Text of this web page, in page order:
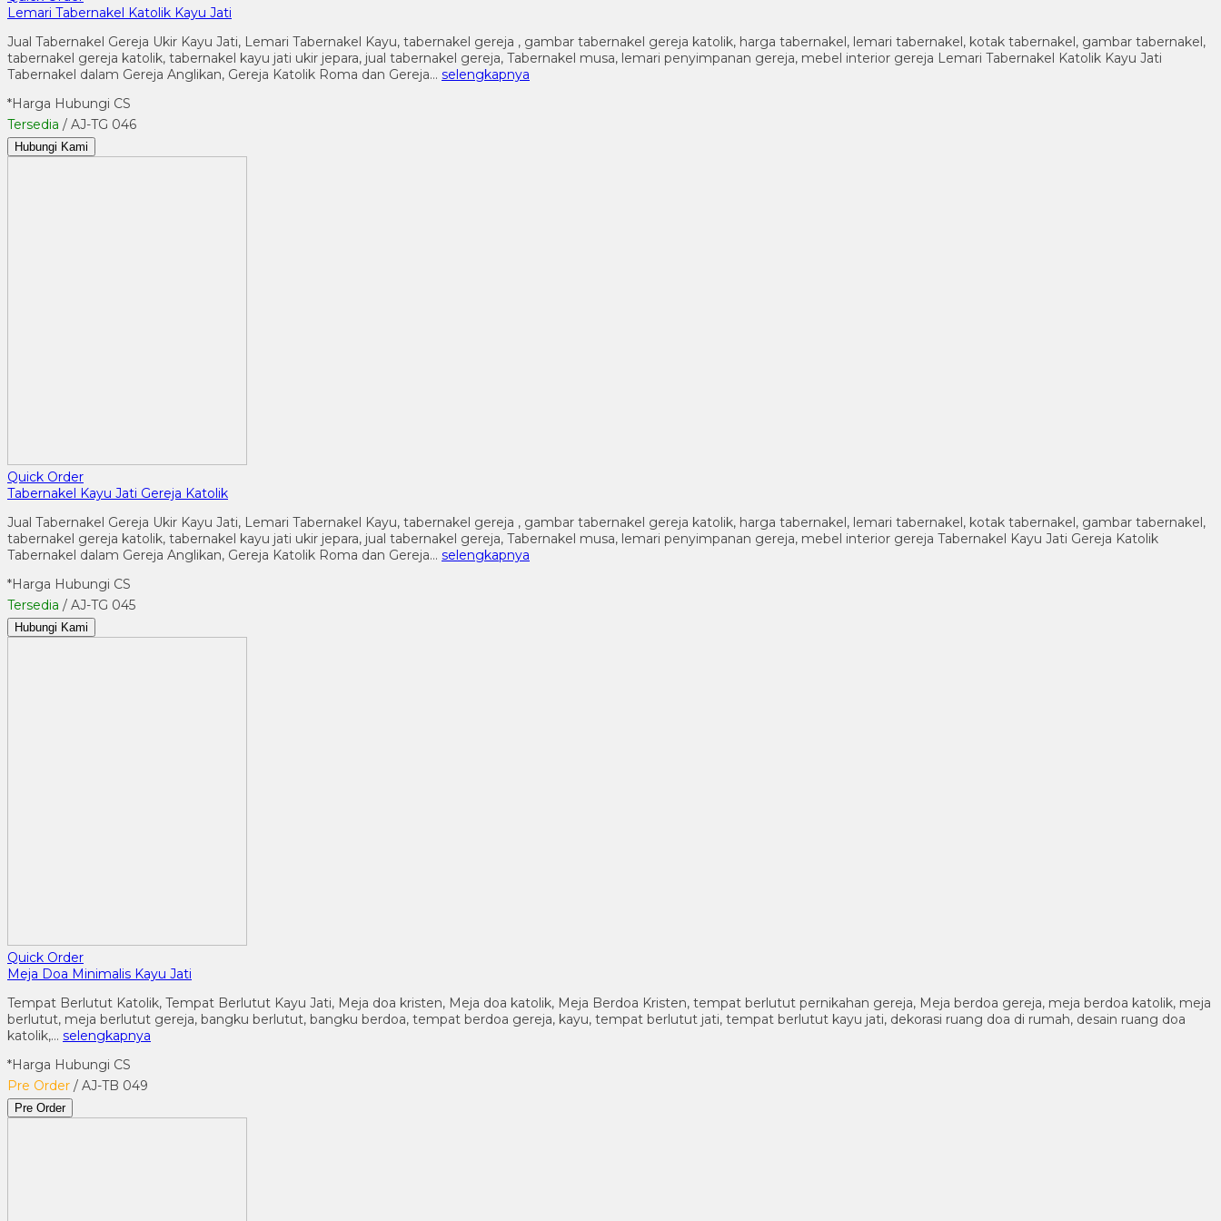
Lemari Tabernakel Katolik Kayu Jati
Jual Tabernakel Gereja Ukir Kayu Jati, Lemari Tabernakel Kayu, tabernakel gereja , gambar tabernakel gereja katolik, harga tabernakel, lemari tabernakel, kotak tabernakel, gambar tabernakel,
tabernakel gereja katolik, tabernakel kayu jati ukir jepara, jual tabernakel gereja, Tabernakel musa, lemari penyimpanan gereja, mebel interior gereja Lemari Tabernakel Katolik Kayu Jati
Tabernakel dalam Gereja Anglikan, Gereja Katolik Roma dan Gereja… selengkapnya
*Harga Hubungi CS
Tersedia / AJ-TG 046
Hubungi Kami
Quick Order
Tabernakel Kayu Jati Gereja Katolik
Jual Tabernakel Gereja Ukir Kayu Jati, Lemari Tabernakel Kayu, tabernakel gereja , gambar tabernakel gereja katolik, harga tabernakel, lemari tabernakel, kotak tabernakel, gambar tabernakel,
tabernakel gereja katolik, tabernakel kayu jati ukir jepara, jual tabernakel gereja, Tabernakel musa, lemari penyimpanan gereja, mebel interior gereja Tabernakel Kayu Jati Gereja Katolik
Tabernakel dalam Gereja Anglikan, Gereja Katolik Roma dan Gereja… selengkapnya
*Harga Hubungi CS
Tersedia / AJ-TG 045
Hubungi Kami
Quick Order
Meja Doa Minimalis Kayu Jati
Tempat Berlutut Katolik, Tempat Berlutut Kayu Jati, Meja doa kristen, Meja doa katolik, Meja Berdoa Kristen, tempat berlutut pernikahan gereja, Meja berdoa gereja, meja berdoa katolik, meja
berlutut, meja berlutut gereja, bangku berlutut, bangku berdoa, tempat berdoa gereja, kayu, tempat berlutut jati, tempat berlutut kayu jati, dekorasi ruang doa di rumah, desain ruang doa
katolik,… selengkapnya
*Harga Hubungi CS
Pre Order / AJ-TB 049
Pre Order